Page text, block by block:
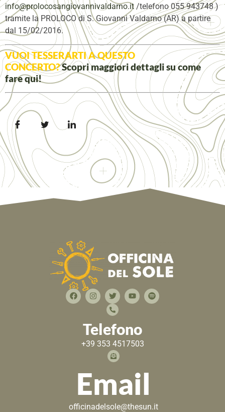
info@prolocosangiovannivaldarno.it /telefono 055 943748 )
tramite la PROLOCO di S. Giovanni Valdarno (AR) a partire
dal 15/02/2016.
VUOI TESSERARTI A QUESTO
CONCERTO?Scopri maggiori dettagli su come
farequi!
Telefono
+39 353 4517503
Email
officinadelsole@thesun.it